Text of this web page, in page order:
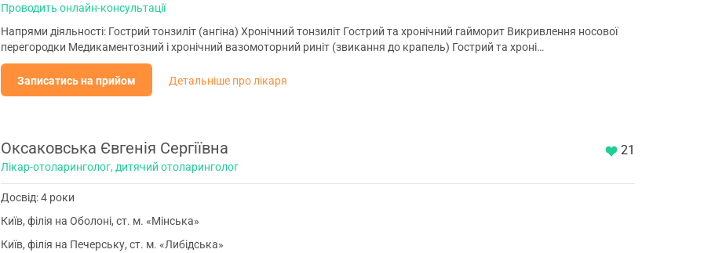
Проводить онлайн-консультації
Напрями діяльності: Гострий тонзиліт (ангіна) Хронічний тонзиліт Гострий та хронічний гайморит Викривлення носової
перегородки Медикаментозний і хронічний вазомоторний риніт (звикання до крапель) Гострий та хроні…
Записатись на прийом Детальніше про лікаря
21
Оксаковська Євгенія Сергіївна
Лікар-отоларинголог, дитячий отоларинголог
Досвід: 4 роки
Київ, філія на Оболоні, ст. м. «Мінська»
Київ, філія на Печерську, ст. м. «Либідська»